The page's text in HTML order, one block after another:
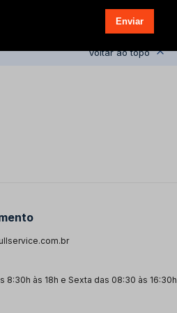
Voltar ao topo
8:30h às 18h e Sexta das 08:30 às 16:30h